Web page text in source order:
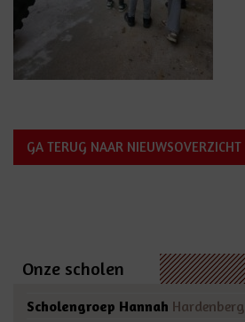
GA TERUG NAAR NIEUWSOVERZICHT
Onze scholen
Scholengroep Hannah Hardenberg